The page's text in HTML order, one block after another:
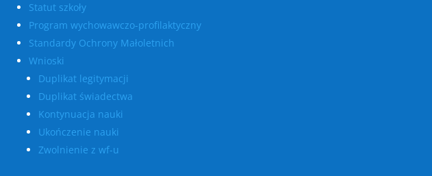
Statut szkoły
Program wychowawczo-profilaktyczny
Standardy Ochrony Małoletnich
Wnioski
Duplikat legitymacji
Duplikat świadectwa
Kontynuacja nauki
Ukończenie nauki
Zwolnienie z wf-u